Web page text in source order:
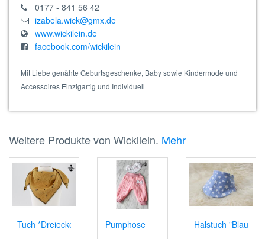
0177 - 841 56 42
izabela.wick@gmx.de
www.wickilein.de
facebook.com/wickilein
Mit Liebe genähte Geburtsgeschenke, Baby sowie Kindermode und
Accessoires Einzigartig und Individuell
Weitere Produkte von Wickilein. Mehr
Tuch *Dreiecke auf Gelb*Pumphose
Halstuch "Blau mit